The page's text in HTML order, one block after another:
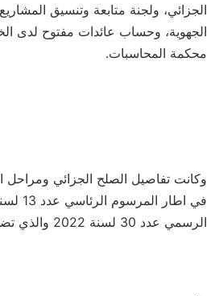
الجزائي، ولجنة متابعة وتنسيق
الجهوية، وحساب عائدات مفتوح لدى
محكمة المحاسبات.
وكانت تفاصيل الصلح الجزائي ومراحل
الرسمي عدد 30 لسنة 2022 والذي تضمن 50 فصلا .